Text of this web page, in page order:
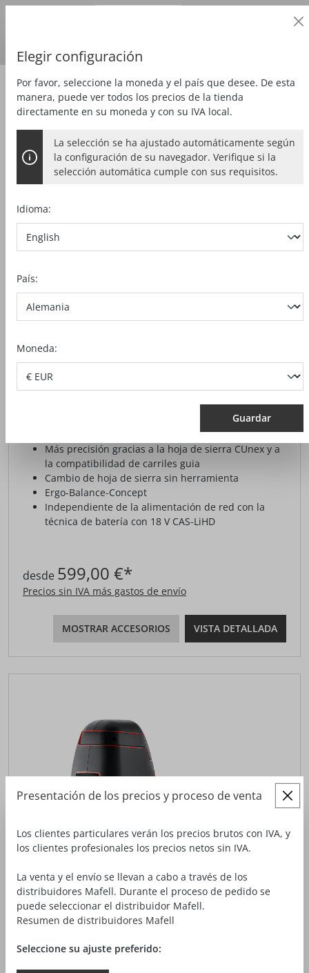
Serrar Sierra de calar pendular
SIERRA DE CALAR DE BATERÍA PS 2-
Más precisión gracias a la hoja de sierra CUnex y a
la compatibilidad de carriles guia
Cambio de hoja de sierra sin herramienta
Ergo-Balance-Concept
Independiente de la alimentación de red con la
técnica de batería con 18 V CAS-LiHD
desde 599,00 €*
Precios sin IVA más gastos de envío
MOSTRAR ACCESORIOS VISTA DETALLADA
SIERRA DE CALAR P1 CC
Elegir configuración
Por favor, seleccione la moneda y el país que desee. De esta
manera, puede ver todos los precios de la tienda
directamente en su moneda y con su IVA local.
La selección se ha ajustado automáticamente según
la configuración de su navegador. Verifique si la
selección automática cumple con sus requisitos.
Idioma:
País:
Moneda:
Guardar
Presentación de los precios y proceso de venta
Los clientes particulares verán los precios brutos con IVA, y
los clientes profesionales los precios netos sin IVA.
La venta y el envío se llevan a cabo a través de los
distribuidores Mafell. Durante el proceso de pedido se
puede seleccionar el distribuidor Mafell.
Resumen de distribuidores Mafell
Seleccione su ajuste preferido: